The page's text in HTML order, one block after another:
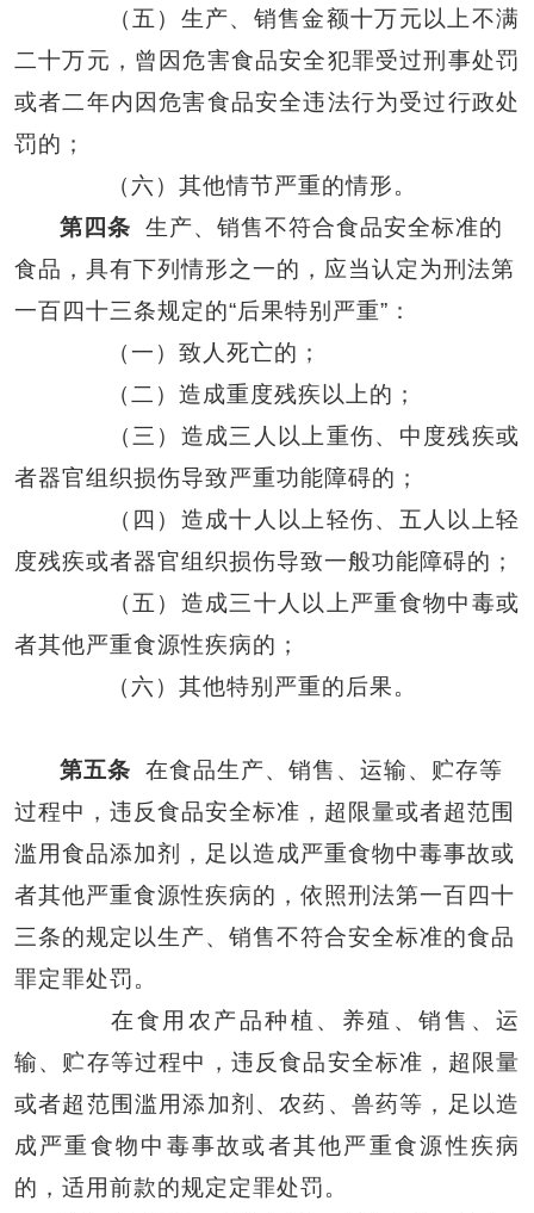
（五）生产、销售金额十万元以上不满
二十万元，曾因危害食品安全犯罪受过刑事处罚
或者二年内因危害食品安全违法行为受过行政处
罚的；
（六）其他情节严重的情形。
第四条 生产、销售不符合食品安全标准的
食品，具有下列情形之一的，应当认定为刑法第
一百四十三条规定的“后果特别严重”：
（一）致人死亡的；
（二）造成重度残疾以上的；
（三）造成三人以上重伤、中度残疾或
者器官组织损伤导致严重功能障碍的；
（四）造成十人以上轻伤、五人以上轻
度残疾或者器官组织损伤导致一般功能障碍的；
（五）造成三十人以上严重食物中毒或
者其他严重食源性疾病的；
（六）其他特别严重的后果。
第五条 在食品生产、销售、运输、贮存等
过程中，违反食品安全标准，超限量或者超范围
滥用食品添加剂，足以造成严重食物中毒事故或
者其他严重食源性疾病的，依照刑法第一百四十
三条的规定以生产、销售不符合安全标准的食品
罪定罪处罚。
在食用农产品种植、养殖、销售、运
输、贮存等过程中，违反食品安全标准，超限量
或者超范围滥用添加剂、农药、兽药等，足以造
成严重食物中毒事故或者其他严重食源性疾病
的，适用前款的规定定罪处罚。